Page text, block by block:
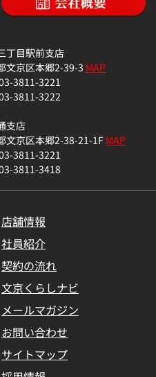
丁目駅前支店
文京区本郷2-39-3 MAP
3811-3221
3811-3222
支店
文京区本郷2-38-21-1FMAP
3811-3221
3811-3418
店舗情報
社員紹介
契約の流れ
文京くらしナビ
メールマガジン
お問い合わせ
サイトマップ